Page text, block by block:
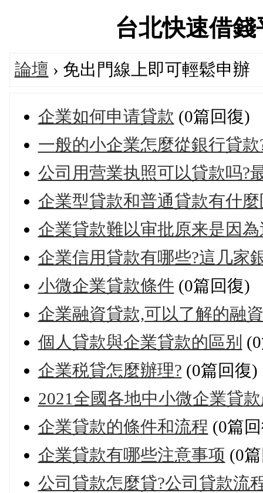
台北快速借
論壇 › 免出門線上即可輕鬆申辦
企業如何申请貸款 (0篇回復)
一般的小企業怎麼從銀行貸款
公司用营業执照可以貸款吗?
企業型貸款和普通貸款有什麼
企業貸款難以审批原来是因
企業信用貸款有哪些?這几家
小微企業貸款條件 (0篇回復)
企業融資貸款,可以了解的融
個人貸款與企業貸款的區别
企業税貸怎麼辦理? (0篇回復)
2021全國各地中小微企業貸
企業貸款的條件和流程 (0篇
企業貸款有哪些注意事项 (0
公司貸款怎麼貸?公司貸款流